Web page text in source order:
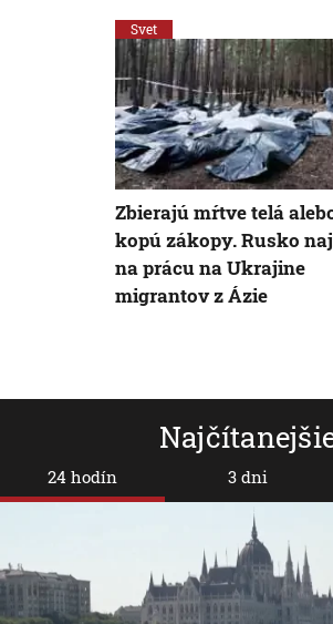
24 hodín 3 dni
Svet
Zbierajú mŕtve telá
kopú zákopy. Rusko
na prácu na Ukrajine
migrantov z Ázie